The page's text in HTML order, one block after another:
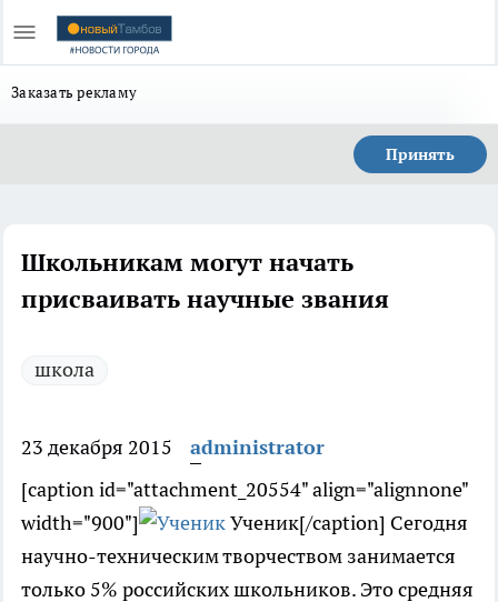
Заказать рекламу
Принять
Школьникам могут начать
присваивать научные звания
школа
23 декабря 2015
administrator
[caption id="attachment_20554" align="alignnone"
width="900"]
Ученик[/caption] Сегодня
научно-техническим творчеством занимается
только 5% российских школьников. Это средняя